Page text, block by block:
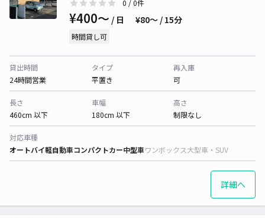
0 / 0件
¥400〜 / 日 ¥80〜 / 15分
時間貸し可
貸出時間
24時間営業
タイプ
平置き
再入庫
可
長さ
460cm 以下
車幅
180cm 以下
高さ
制限なし
対応車種
オートバイ軽自動車コンパクトカー中型車ワンボックス大型車・SUV
詳細へ